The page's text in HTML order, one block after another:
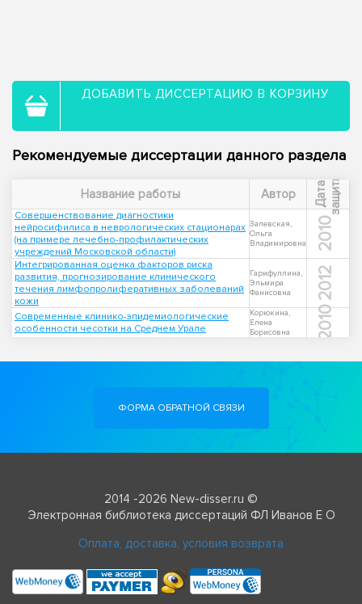
ДОБАВИТЬ ДИССЕРТАЦИЮ В КОРЗИНУ
Рекомендуемые диссертации данного раздела
Название работы Автор Д
а
т
а
з
а
щ
и
т ы
Совершенствование диагностики
нейросифилиса в неврологических стационарах
(на примере лечебно-профилактических
учреждений Московской области)
Залевская,
Ольга
Владимировна
2010
Интегрированная оценка факторов риска
развития, прогнозирование клинического
течения лимфопролиферативных заболеваний
кожи
Гарифуллина,
Эльмира
Фанисовна
2012
Современные клинико-эпидемиологические
особенности чесотки на Среднем Урале
Корюкина,
Елена
Борисовна
2010
ФОРМА ОБРАТНОЙ СВЯЗИ
2014 -2026 New-disser.ru ©
Электронная библиотека диссертаций ФЛ Иванов Е О
Оплата, доставка, условия возврата